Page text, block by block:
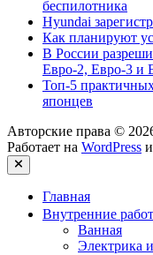
беспилотника
Hyundai
Как планируют
В России
Евро-2, Евро-3 и
Топ-5
японцев
Авторские права ©
Работает на WordPress и
Закрыть
Главная
Внутренние
Ванная
Электрика